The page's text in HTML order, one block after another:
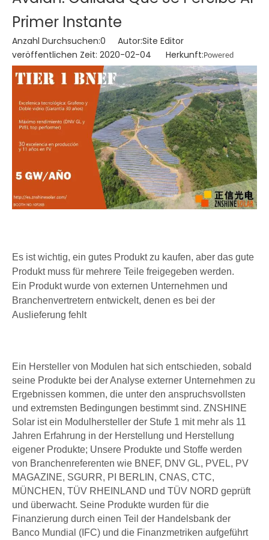
Primer Instante
Anzahl Durchsuchen:0 Autor:Site Editor
veröffentlichen Zeit: 2020-02-04 Herkunft:Powered
Es ist wichtig, ein gutes Produkt zu kaufen, aber das gute
Produkt muss für mehrere Teile freigegeben werden.
Ein Produkt wurde von externen Unternehmen und
Branchenvertretern entwickelt, denen es bei der
Auslieferung fehlt
Ein Hersteller von Modulen hat sich entschieden, sobald
seine Produkte bei der Analyse externer Unternehmen zu
Ergebnissen kommen, die unter den anspruchsvollsten
und extremsten Bedingungen bestimmt sind. ZNSHINE
Solar ist ein Modulhersteller der Stufe 1 mit mehr als 11
Jahren Erfahrung in der Herstellung und Herstellung
eigener Produkte; Unsere Produkte und Stoffe werden
von Branchenreferenten wie BNEF, DNV GL, PVEL, PV
MAGAZINE, SGURR, PI BERLIN, CNAS, CTC,
MÜNCHEN, TÜV RHEINLAND und TÜV NORD geprüft
und überwacht. Seine Produkte wurden für die
Finanzierung durch einen Teil der Handelsbank der
Banco Mundial (IFC) und die Finanzmetriken aufgeführt